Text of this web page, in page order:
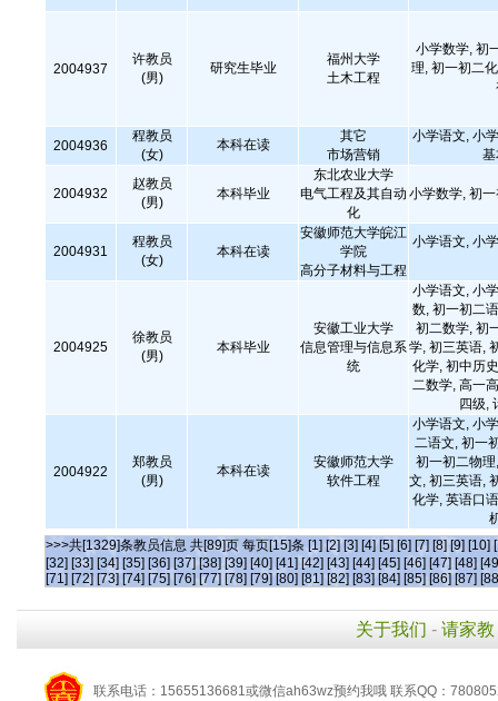
2004937
许教员
(男)
研究生毕业
福州大学
土木工程
小学数学, 初
理, 初一初二
2004936
程教员
(女)
本科在读
其它
市场营销
小学语文, 小
2004932
赵教员
(男)
本科毕业
东北农业大学
电气工程及其自动
化
小学数学, 初
2004931
程教员
(女)
本科在读
安徽师范大学皖江
学院
高分子材料与工程
小学语文, 小
2004925
徐教员
(男)
本科毕业
安徽工业大学
信息管理与信息系
统
小学语文, 小
数, 初一初二
初二数学, 初
学, 初三英语,
化学, 初中历
二数学, 高一
四级,
2004922
郑教员
(男)
本科在读
安徽师范大学
软件工程
小学语文, 小
二语文, 初一
初一初二物
文, 初三英语,
化学, 英语口
>>>共[1329]条教员信息 共[89]页 每页[15]条 [1] [2] [3] [4] [5] [6] [7] [8] [9] [10]
[32] [33] [34] [35] [36] [37] [38] [39] [40] [41] [42] [43] [44] [45] [46] [47] [48]
[71] [72] [73] [74] [75] [76] [77] [78] [79] [80] [81] [82] [83] [84] [85] [86] [87]
关于我们 - 请家教
联系电话：15655136681或微信ah63wz预约我哦 联系QQ：